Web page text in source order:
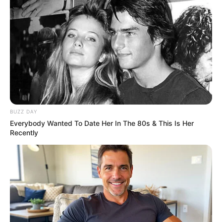
Tags Gujarat Gujarat News Saurashtra
Saurashtra News
પુરુષોત્તમ રૂપાલા
અમારી યુટ્યુબ ચેનલ ને Subscribe કરો
Latest News
અમદાવાદમાં મેયરને જોતા જ 3 દિવસથી પાણીમાં
રહેલા લોકોનો બાટલો ફાટ્યો
2 weeks ago
BUZZ DAY
Everybody Wanted To Date Her In The 80s & This Is Her
Recently